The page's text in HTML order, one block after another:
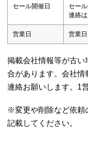
セール開催日
セー
連絡は
営業日 営業
掲載会社情報等が古
合があります。会社情
連絡お願いします。1
※変更や削除など依頼
記載してください。